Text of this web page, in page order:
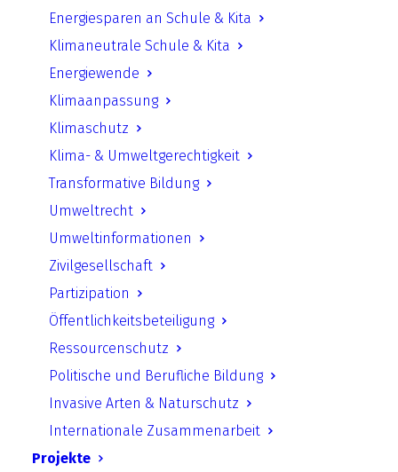
Energiesparen an Schule & Kita
Klimaneutrale Schule & Kita
Energiewende
Klimaanpassung
Klimaschutz
Klima- & Umweltgerechtigkeit
Transformative Bildung
Umweltrecht
Umweltinformationen
Zivilgesellschaft
Partizipation
Öffentlichkeitsbeteiligung
Ressourcenschutz
Politische und Berufliche Bildung
Invasive Arten & Naturschutz
Internationale Zusammenarbeit
Projekte
Von Zielgruppen zu aktiv
Handelnden. Strategien zur
Gestaltung von
Informationsformaten in der
energetischen Sanierung